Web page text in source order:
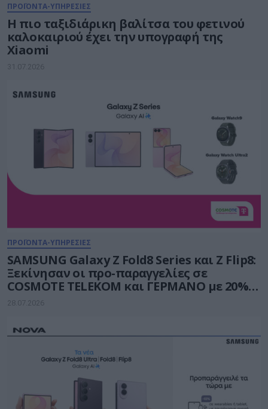
ΠΡΟΪΟΝΤΑ-ΥΠΗΡΕΣΙΕΣ
Η πιο ταξιδιάρικη βαλίτσα του φετινού
καλοκαιριού έχει την υπογραφή της
Xiaomi
31.07.2026
ΠΡΟΪΟΝΤΑ-ΥΠΗΡΕΣΙΕΣ
SAMSUNG Galaxy Z Fold8 Series και Ζ Flip8:
Ξεκίνησαν οι προ-παραγγελίες σε
COSMOTE TELEKOM και ΓΕΡΜΑΝΟ με 20%
payzy cashback
28.07.2026